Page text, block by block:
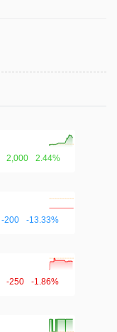
2,000 2.44%
-200 -13.33%
-250 -1.86%